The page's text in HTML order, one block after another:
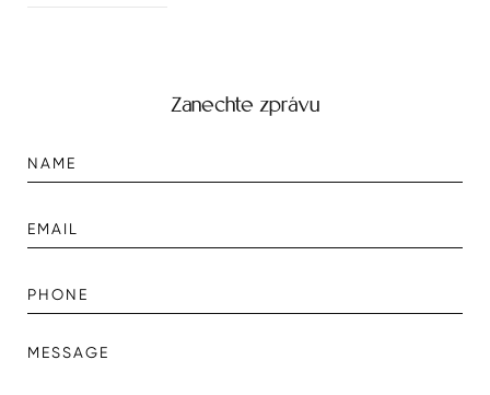
Zanechte zprávu